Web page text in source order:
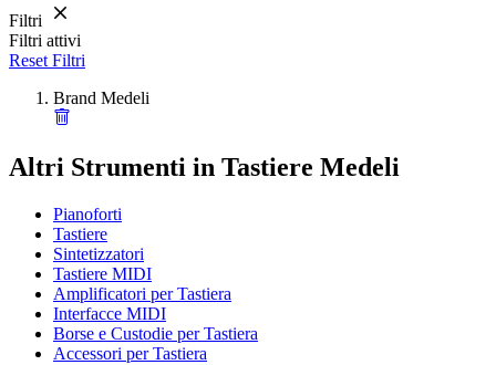
Filtri
Filtri attivi
Reset Filtri
Brand Medeli
Altri Strumenti in Tastiere Medeli
Pianoforti
Tastiere
Sintetizzatori
Tastiere MIDI
Amplificatori per Tastiera
Interfacce MIDI
Borse e Custodie per Tastiera
Accessori per Tastiera